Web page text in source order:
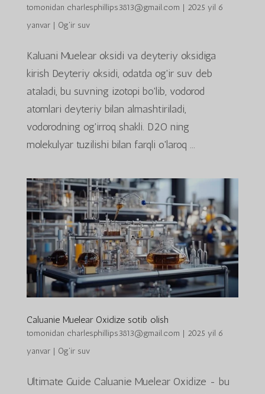
tomonidan charlesphillips3813@gmail.com | 2025 yil 6
yanvar| Og'ir suv
Kaluani Muelear oksidi va deyteriy oksidiga
kirish Deyteriy oksidi, odatda og'ir suv deb
ataladi, bu suvning izotopi bo'lib, vodorod
atomlari deyteriy bilan almashtiriladi,
vodorodning og'irroq shakli. D2O ning
molekulyar tuzilishi bilan farqli o'laroq ...
Caluanie Muelear Oxidize sotib olish
tomonidan charlesphillips3813@gmail.com | 2025 yil 6
yanvar| Og'ir suv
Ultimate Guide Caluanie Muelear Oxidize - bu